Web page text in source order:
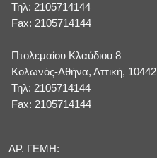
Τηλ: 2105714144
Fax: 2105714144
Πτολεμαίου Κλαύδιου 8
Κολωνός-Αθήνα, Αττική, 10442
Τηλ: 2105714144
Fax: 2105714144
ΑΡ. ΓΕΜΗ: